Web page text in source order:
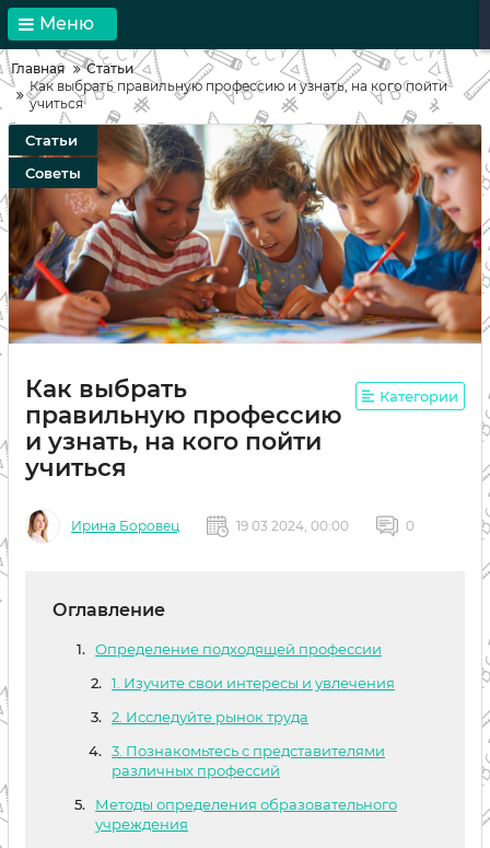
Меню
Главная
Статьи
Как выбрать правильную профессию и узнать, на кого пойти
учиться
Статьи
Советы
Как выбрать
правильную профессию
и узнать, на кого пойти
учиться
Категории
Ирина Боровец 19 03 2024, 00:00 0
Оглавление
Определение подходящей профессии
1. Изучите свои интересы и увлечения
2. Исследуйте рынок труда
3. Познакомьтесь с представителями
различных профессий
Методы определения образовательного
учреждения